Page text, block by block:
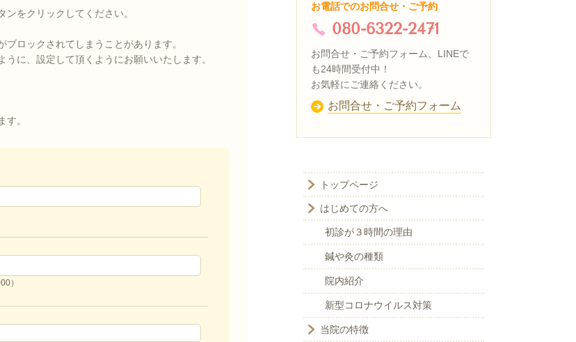
をクリックしてください。
ロックされてしまうことがあります。
に、設定して頂くようにお願いいたします。
。
）
お電話でのお問合せ・ご予約
080-6322-2471
お問合せ・ご予約フォーム、LINEで
も24時間受付中！
お気軽にご連絡ください。
お問合せ・ご予約フォーム
トップページ
はじめての方へ
初診が３時間の理由
鍼や灸の種類
院内紹介
新型コロナウイルス対策
当院の特徴